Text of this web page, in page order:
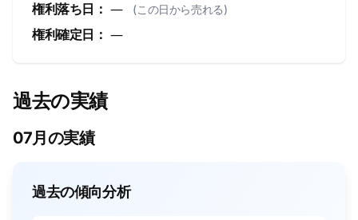
権利落ち日： ― (この日から売れる)
権利確定日： ―
過去の実績
07月の実績
過去の傾向分析